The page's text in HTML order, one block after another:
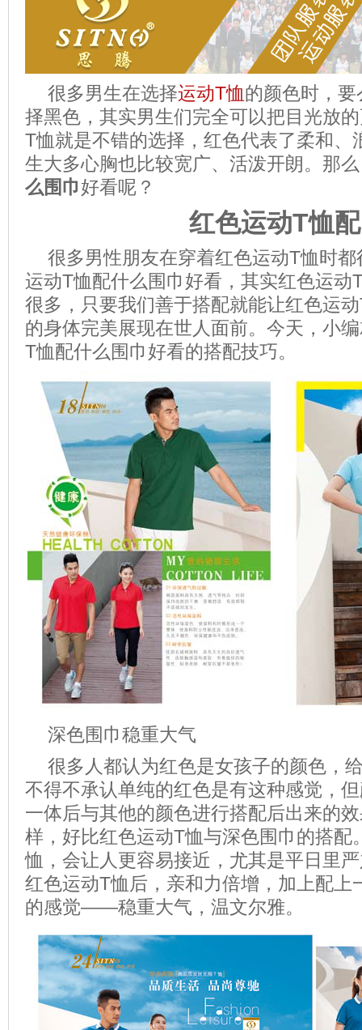
很多男生在选择运动T恤的颜色时，
择黑色，其实男生们完全可以把目光放
T恤就是不错的选择，红色代表了柔和、
生大多心胸也比较宽广、活泼开朗。那
么围巾好看呢？
红色运动T恤
很多男性朋友在穿着红色运动T恤时
运动T恤配什么围巾好看，其实红色运动
很多，只要我们善于搭配就能让红色运
的身体完美展现在世人面前。今天，小
T恤配什么围巾好看的搭配技巧。
深色围巾稳重大气
很多人都认为红色是女孩子的颜色，
不得不承认单纯的红色是有这种感觉，
一体后与其他的颜色进行搭配后出来的
样，好比红色运动T恤与深色围巾的搭配
恤，会让人更容易接近，尤其是平日里
红色运动T恤后，亲和力倍增，加上配上
的感觉——稳重大气，温文尔雅。